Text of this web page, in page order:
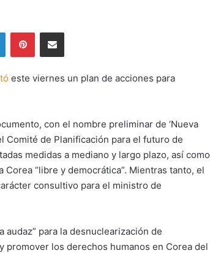
LinkedInPinterestShare via Email
este viernes un plan de acciones para
con el nombre preliminar de ‘Nueva
Comité de Planificación para el futuro de
medidas a mediano y largo plazo, así como
“libre y democrática”. Mientras tanto, el
consultivo para el ministro de
para la desnuclearización de
promover los derechos humanos en Corea del